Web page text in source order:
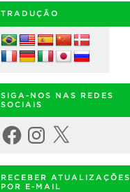
TRADUÇÃO
SIGA-NOS NAS REDES
SOCIAIS
FacebookInstagram
X
RECEBER ATUALIZAÇÕES
POR E-MAIL